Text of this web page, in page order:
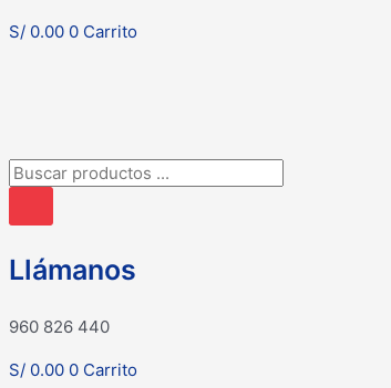
S/ 0.00 0 Carrito
Búsqueda
productos
Llámanos
960 826 440
S/ 0.00 0 Carrito